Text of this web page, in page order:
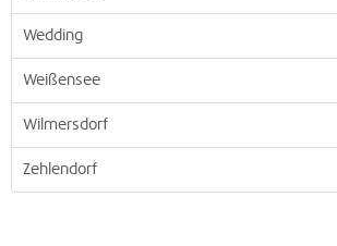
Wedding
Weißensee
Wilmersdorf
Zehlendorf